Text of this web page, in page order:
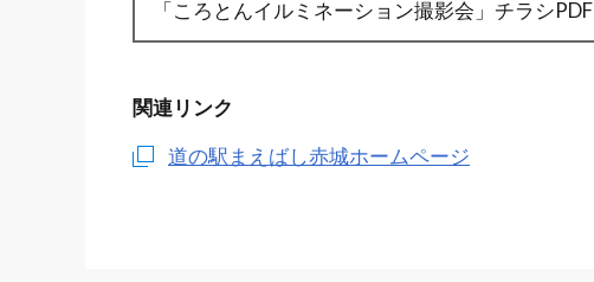
「ころとんイルミネーション撮影会」チラシPDF
関連リンク
道の駅まえばし赤城ホームページ